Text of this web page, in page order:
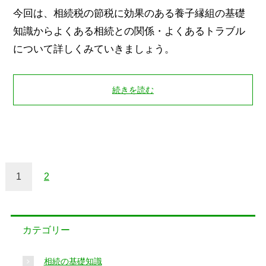
今回は、相続税の節税に効果のある養子縁組の基礎
知識からよくある相続との関係・よくあるトラブル
について詳しくみていきましょう。
続きを読む
1 2
カテゴリー
相続の基礎知識